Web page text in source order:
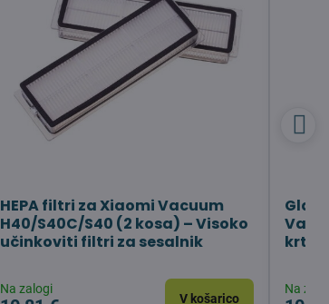
HEPA filtri za Xiaomi Vacuum
H40/S40C/S40 (2 kosa) – Visoko
učinkoviti filtri za sesalnik
Na zalogi
V košarico
Na